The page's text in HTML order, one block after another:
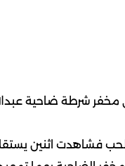
مخفر شرطة ضاحية
فشاهدت اثنين